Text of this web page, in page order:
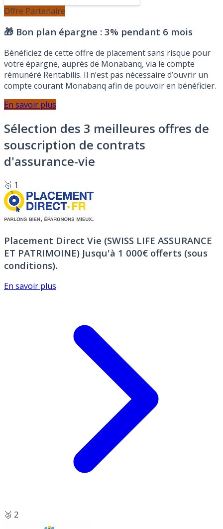
Offre Partenaire
🎁 Bon plan épargne : 3% pendant 6 mois
Bénéficiez de cette offre de placement sans risque pour
votre épargne, auprès de Monabanq, via le compte
rémunéré Rentabilis. Il n’est pas nécessaire d’ouvrir un
compte courant Monabanq afin de pouvoir en bénéficier.
En savoir plus
Sélection des 3 meilleures offres de
souscription de contrats
d'assurance-vie
🥇 1
Placement Direct Vie (SWISS LIFE ASSURANCE
ET PATRIMOINE) Jusqu'à 1 000€ offerts (sous
conditions).
En savoir plus
🥈 2